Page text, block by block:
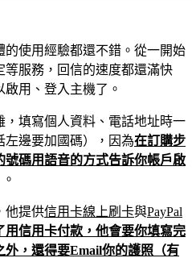
使用經驗都還不錯。從一開始
服務，回信的速度都還滿快
用、登入主機了。
填寫個人資料、電話地址時一
左邊要加國碼），因為在訂購步
碼用語音的方式告訴你帳戶啟
他提供信用卡線上刷卡與PayPal
用信用卡付款，他會要你填寫完
，還得要Email你的護照（有